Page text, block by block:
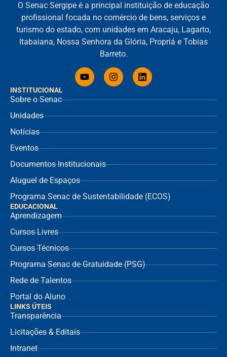
INSTITUCIONAL
Sobre o Senac
Unidades
Notícias
Eventos
Documentos Institucionais
Aluguel de Espaços
Programa Senac de Sustentabilidade (ECOS)
EDUCACIONAL
Aprendizagem
Cursos Livres
Cursos Técnicos
Programa Senac de Gratuidade (PSG)
Rede de Talentos
Portal do Aluno
O Senac Sergipe é a principal instituição de educação
profissional focada no comércio de bens, serviços e
turismo do estado, com unidades em Aracaju, Lagarto,
Itabaiana, Nossa Senhora da Glória, Propriá e Tobias
Barreto.
LINKS ÚTEIS
Transparência
Licitações & Editais
Intranet